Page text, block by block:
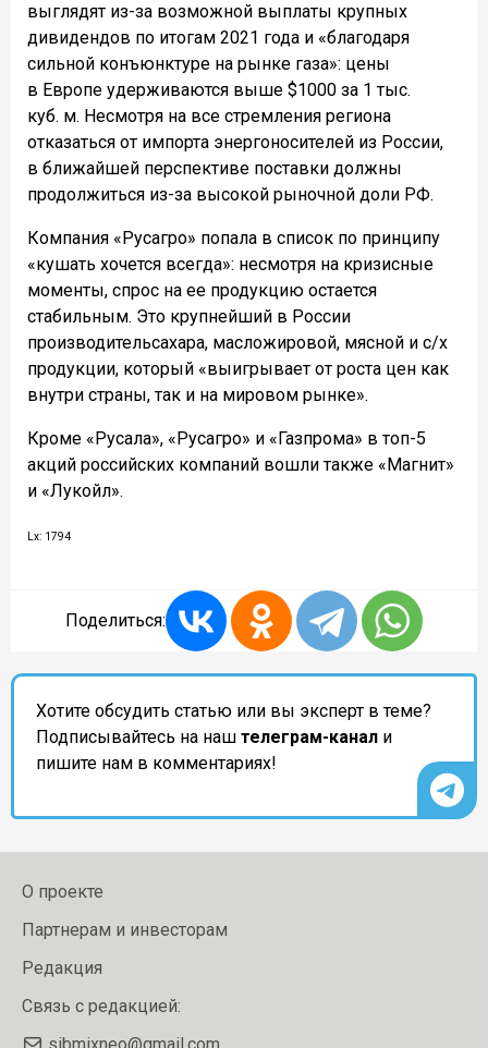
выглядят из-за возможной выплаты крупных
дивидендов по итогам 2021 года и «благодаря
сильной конъюнктуре на рынке газа»: цены
в Европе удерживаются выше $1000 за 1 тыс.
куб. м. Несмотря на все стремления региона
отказаться от импорта энергоносителей из России,
в ближайшей перспективе поставки должны
продолжиться из-за высокой рыночной доли РФ.
Компания «Русагро» попала в список по принципу
«кушать хочется всегда»: несмотря на кризисные
моменты, спрос на ее продукцию остается
стабильным. Это крупнейший в России
производительсахара, масложировой, мясной и с/х
продукции, который «выигрывает от роста цен как
внутри страны, так и на мировом рынке».
Кроме «Русала», «Русагро» и «Газпрома» в топ-5
акций российских компаний вошли также «Магнит»
и «Лукойл».
Lx: 1794
Поделиться:
Хотите обсудить статью или вы эксперт в теме?
Подписывайтесь на наш телеграм-канал и
пишите нам в комментариях!
О проекте
Партнерам и инвесторам
Редакция
Связь с редакцией: